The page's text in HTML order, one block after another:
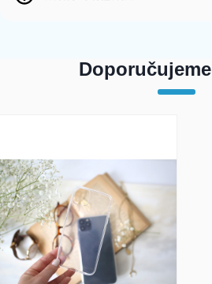
Doporučujeme